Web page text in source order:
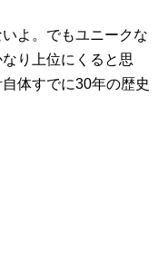
よ。でもユニークな
り上位にくると思
体すでに30年の歴史